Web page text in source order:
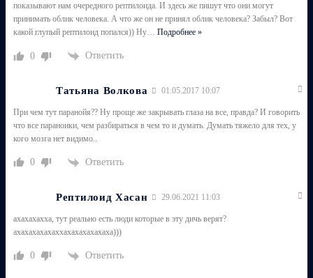
показывают нам очередного рептилоида. И здесь же пишут что они могут
принимать облик человека. А что же он не принял облик человека? Забыл? Вот
какой глупый рептилоид попался)) Ну… Подробнее »
0 Ответить
Татьяна Волкова 01.05.2017 10:07
При чем тут паранойя?? Ну проще же закрывать глаза на все, правда? И говорить
что все параноики, чем разбираться в чем то и думать. Думать тяжело для тех, у
кого мозга нет видимо..
0 Ответить
Рептилоид Хасан 29.06.2021 11:03
ахахахахха, тут реально есть люди которые в эту дичь верят?
ахахахахахаххахахахахахаха)))
0 Ответить